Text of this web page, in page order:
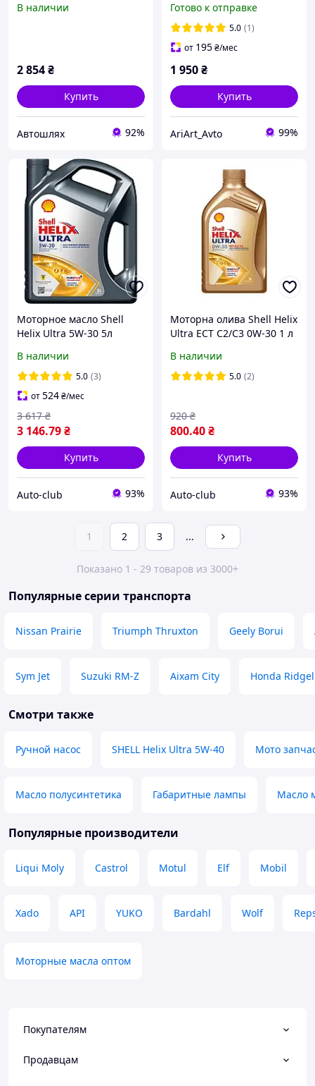
В наличии
2 854₴
Купить
Автошлях 92%
Готово к отправке
5.0 (1)
от 195₴/мес
1 950₴
Купить
AriArt_Avto 99%
Моторное масло Shell
Helix Ultra 5W-30 5л
В наличии
5.0 (3)
от524₴/мес
3 146.79₴
3 617 ₴
Купить
Auto-club 93%
Моторна олива Shell Helix
Ultra ECT C2/C3 0W-30 1 л
В наличии
5.0 (2)
800.40₴
920 ₴
Купить
Auto-club 93%
1 2 3 ...
Показано 1 - 29 товаров из 3000+
Популярные серии транспорта
Nissan Prairie Triumph Thruxton Geely Borui
Sym Jet Suzuki RM-Z Aixam City Honda
Смотри также
Ручной насос SHELL Helix Ultra 5W-40 Мото
Масло полусинтетика Габаритные лампы Масло
Популярные производители
Liqui Moly Castrol Motul Elf Mobil
Xado API YUKO Bardahl Wolf
Моторные масла оптом
Покупателям
Продавцам